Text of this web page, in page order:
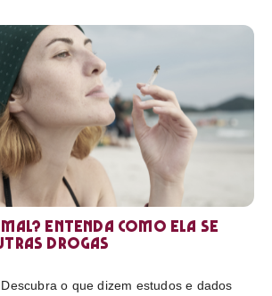
Entenda como ela se
drogas
o que dizem estudos e dados